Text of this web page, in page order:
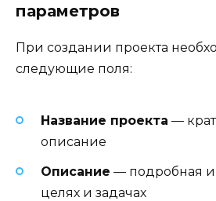
параметров
При создании проекта
следующие поля:
Название проекта —
описание
Описание — подробная
целях и задачах